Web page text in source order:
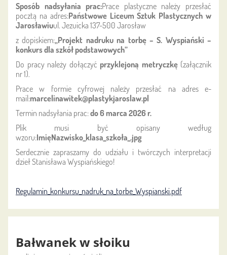
Sposób nadsyłania prac:Prace plastyczne należy przesłać
pocztą na adres:Państwowe Liceum Sztuk Plastycznych w
Jarosławiuul. Jezuicka 137-500 Jarosław
z dopiskiem:„Projekt nadruku na torbę – S. Wyspiański –
konkurs dla szkół podstawowych”
Do pracy należy dołączyć przyklejoną metryczkę(załącznik
nr 1).
Prace w formie cyfrowej należy przesłać na adres e-
mail:marcelinawitek@plastykjaroslaw.pl
Termin nadsyłania prac:do 6 marca 2026 r.
Plik musi być opisany według
wzoru:ImięNazwisko_klasa_szkoła_.jpg
Serdecznie zapraszamy do udziału i twórczych interpretacji
dzieł Stanisława Wyspiańskiego!
Regulamin_konkursu_nadruk_na_torbe_Wyspianski.pdf
Bałwanek w słoiku